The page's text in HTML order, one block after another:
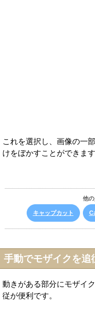
これを選択し、画像の一
けをぼかすことができます
他
キャップカット
手動でモザイクを追
動きがある部分にモザイ
従が便利です。